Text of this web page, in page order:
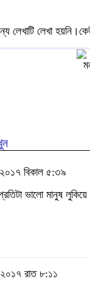
লেখাটি লেখা
বিকাল ৫:৩৯
ভালো মানুষ
রাত ৮:১১